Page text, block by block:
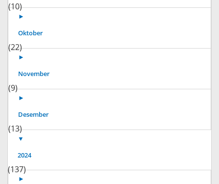
(10)
►
Oktober
(22)
►
November
(9)
►
Desember
(13)
▼
2024
(137)
►